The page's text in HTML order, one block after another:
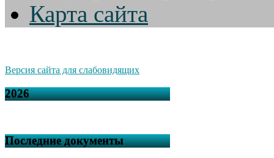
Карта сайта
Версия сайта для слабовидящих
2026
Последние документы